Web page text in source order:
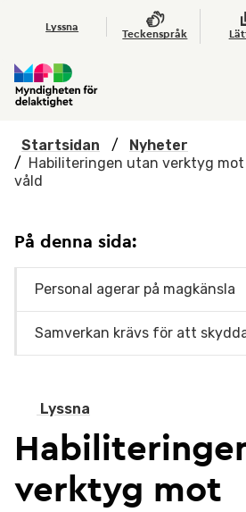
Hoppa till huvudmenyn
Lyssna
Teckenspråk
Startsidan /
Nyheter
/ Habiliteringen utan verktyg
våld
Lyssna
verktyg mot
På denna sida:
Personal agerar på magkänsla
Samverkan krävs för att